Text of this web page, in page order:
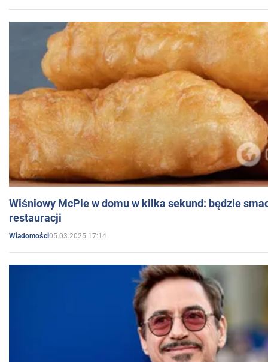
Wiśniowy McPie w domu w kilka sekund: będzie
restauracji
Wiadomości05.03.2025 17:14